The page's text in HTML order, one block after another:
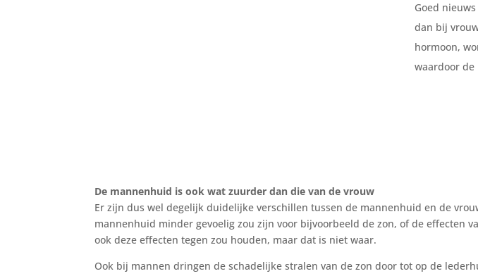
Goed
dan bij
hormoon,
waardoor
De mannenhuid is ook wat zuurder dan die van de vrouw
Er zijn dus wel degelijk duidelijke verschillen tussen de mannenhuid en de
mannenhuid minder gevoelig zou zijn voor bijvoorbeeld de zon, of de effecten
ook deze effecten tegen zou houden, maar dat is niet waar.
Ook bij mannen dringen de schadelijke stralen van de zon door tot op de